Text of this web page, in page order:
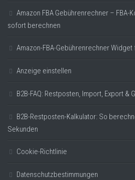
Amazon FBA Gebührenrechner – FBA-
sofort berechnen
Amazon-FBA-Gebührenrechner
Anzeige einstellen
B2B-FAQ: Restposten, Import, Export &
B2B-Restposten-Kalkulator: So
Sekunden
Cookie-Richtlinie
Datenschutzbestimmungen